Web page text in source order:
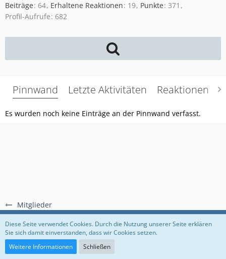
Mitglieder
Beiträge 64 Erhaltene Reaktionen 19 Punkte 371
Profil-Aufrufe 682
Pinnwand Letzte Aktivitäten Reaktionen
Es wurden noch keine Einträge an der Pinnwand verfasst.
Regeln Datenschutzerklärung Impressum
Community-Software:
Diese Seite verwendet Cookies. Durch die Nutzung unserer Seite erklären
Sie sich damit einverstanden, dass wir Cookies setzen.
Weitere Informationen
Schließen